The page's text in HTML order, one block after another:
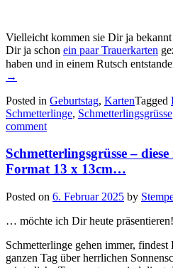
Vielleicht kommen sie Dir ja
Dir ja schon ein paar Trauerkarten
haben und in einem Rutsch
→
Posted in Geburtstag, KartenTagged
Schmetterlinge, Schmetterlingsgrüsse
comment
Schmetterlingsgrüsse –
Format 13 x 13cm…
Posted on 6. Februar 2025 by
… möchte ich Dir heute präsentieren!
Schmetterlinge gehen immer,
ganzen Tag über herrlichen